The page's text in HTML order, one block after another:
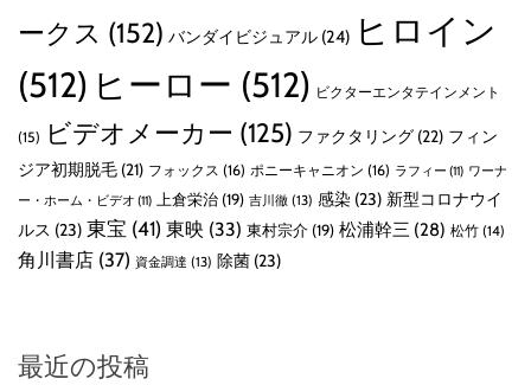
ークス (152) バンダイビジュアル (24) ヒロイン
(512) ヒーロー (512) ビクターエンタテインメント
(15) ビデオメーカー (125) ファクタリング (22) フィン
ジア初期脱毛 (21) フォックス (16) ポニーキャニオン (16) ラフィー (11) ワーナ
ー・ホーム・ビデオ (11) 上倉栄治 (19) 吉川徹 (13) 感染 (23) 新型コロナウイ
ルス (23) 東宝 (41) 東映 (33) 東村宗介 (19) 松浦幹三 (28) 松竹 (14)
角川書店 (37) 資金調達 (13) 除菌 (23)
最近の投稿